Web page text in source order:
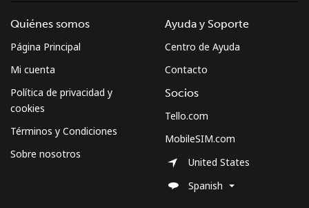
Quiénes somos
Página Principal
Mi cuenta
Política de privacidad y
cookies
Términos y Condiciones
Sobre nosotros
Ayuda y Soporte
Centro de Ayuda
Contacto
Socios
Tello.com
MobileSIM.com
United States
Spanish